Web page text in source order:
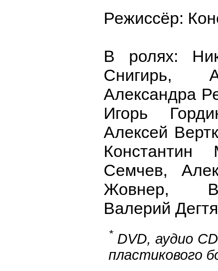
Режиссёр:
В ролях:
Снигирь,
Александра
Игорь
Алексей
Константин
Семчев,
Жовнер,
Валерий
* DVD, аудио
пластикового